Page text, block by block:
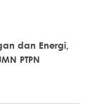
dan Energi,
PTPN